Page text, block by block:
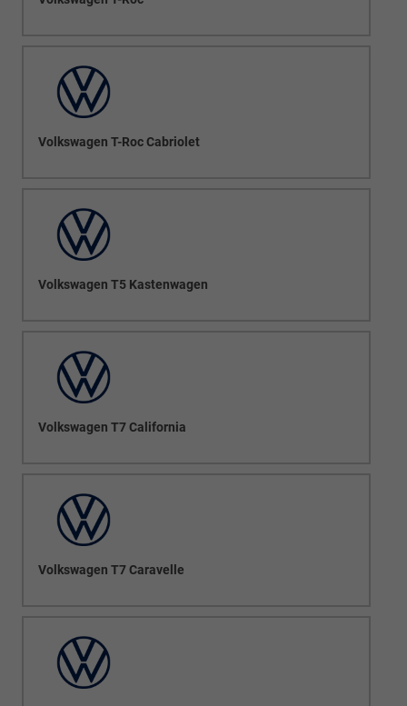
Volkswagen T-Roc Cabriolet
Volkswagen T5 Kastenwagen
Volkswagen T7 California
Volkswagen T7 Caravelle